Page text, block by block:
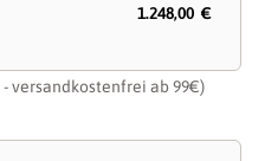
1.248,00 €
- versandkostenfrei ab 99€)